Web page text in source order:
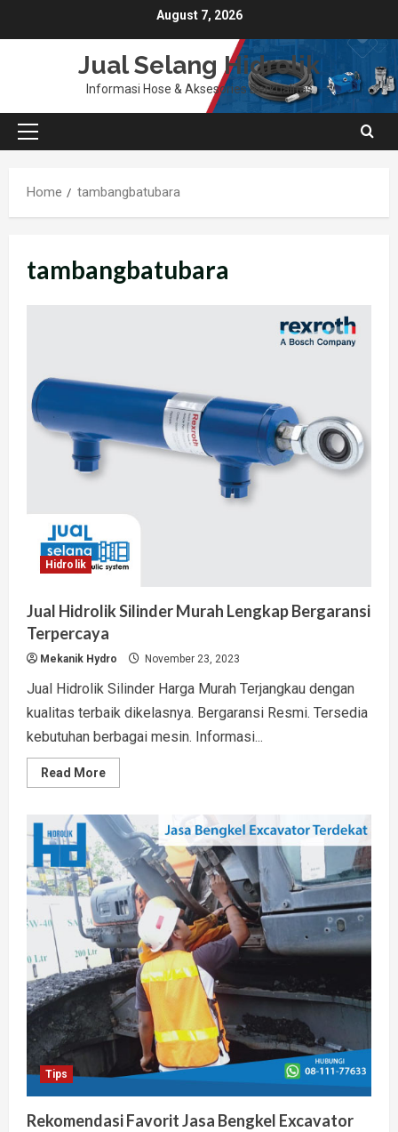
to
August 7, 2026
Jual Selang Hidrolik
Informasi Hose & Aksesories Berkualitas
Primary
Home
tambangbatubara
tambangbatubara
Hidrolik
Jual Hidrolik Silinder Murah Lengkap Bergaransi
Terpercaya
Mekanik Hydro November 23, 2023
Jual Hidrolik Silinder Harga Murah Terjangkau dengan
kualitas terbaik dikelasnya. Bergaransi Resmi. Tersedia
kebutuhan berbagai mesin. Informasi...
Read MoreRead
more
Hidrolik
Silinder
Murah
Lengkap
Bergaransi
Terpercaya
Tips
Rekomendasi Favorit Jasa Bengkel Excavator